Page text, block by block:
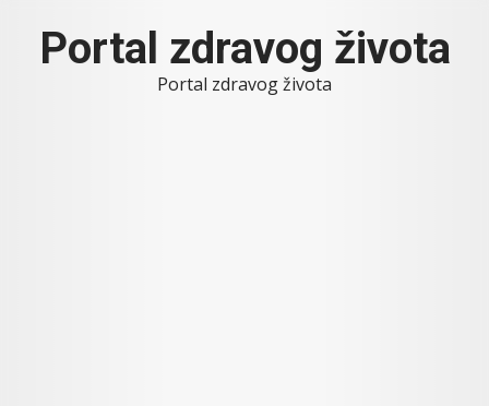
contentPortal zdravog života
Portal zdravog života